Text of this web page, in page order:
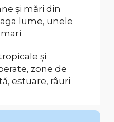
și mări din
lume, unele
și
zone de
estuare, râuri